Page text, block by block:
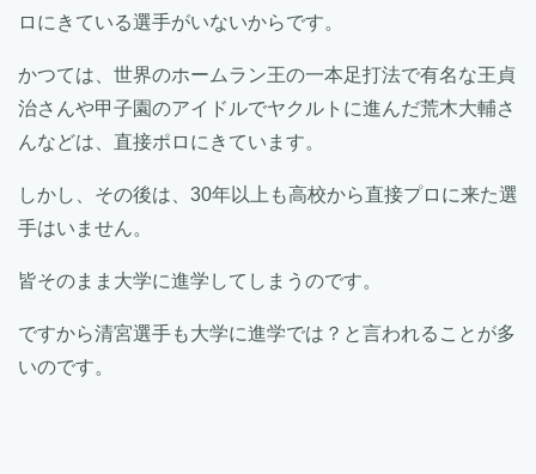
ロにきている選手がいないからです。
かつては、世界のホームラン王の一本足打法で有名な王貞
治さんや甲子園のアイドルでヤクルトに進んだ荒木大輔さ
んなどは、直接ポロにきています。
しかし、その後は、30年以上も高校から直接プロに来た選
手はいません。
皆そのまま大学に進学してしまうのです。
ですから清宮選手も大学に進学では？と言われることが多
いのです。